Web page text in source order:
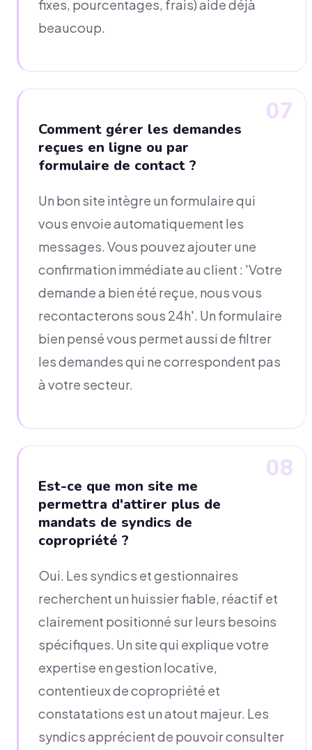
fixes, pourcentages, frais) aide déjà
beaucoup.
07
Comment gérer les demandes
reçues en ligne ou par
formulaire de contact ?
Un bon site intègre un formulaire qui
vous envoie automatiquement les
messages. Vous pouvez ajouter une
confirmation immédiate au client : 'Votre
demande a bien été reçue, nous vous
recontacterons sous 24h'. Un formulaire
bien pensé vous permet aussi de filtrer
les demandes qui ne correspondent pas
à votre secteur.
08
Est-ce que mon site me
permettra d'attirer plus de
mandats de syndics de
copropriété ?
Oui. Les syndics et gestionnaires
recherchent un huissier fiable, réactif et
clairement positionné sur leurs besoins
spécifiques. Un site qui explique votre
expertise en gestion locative,
contentieux de copropriété et
constatations est un atout majeur. Les
syndics apprécient de pouvoir consulter